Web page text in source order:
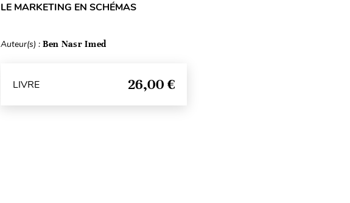
LE MARKETING EN SCHÉMAS
Auteur(s) : Ben Nasr Imed
LIVRE 26,00 €